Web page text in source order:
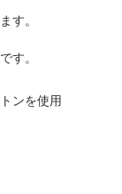
す。
す。
ンを使用